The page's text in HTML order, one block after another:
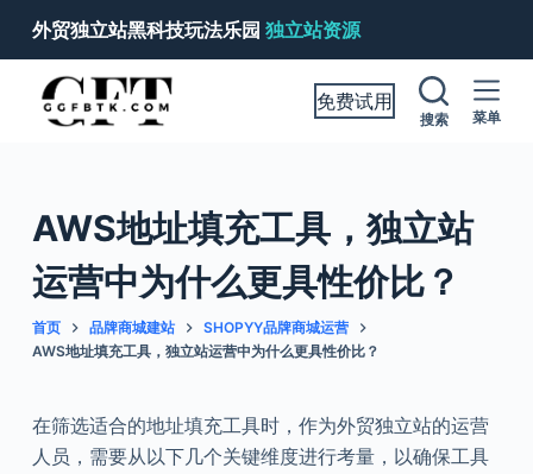
跳
过
内
外贸独立站黑科技玩法乐园 独立站资源
免费试用
搜索 菜单
AWS地址填充工具，独立站
运营中为什么更具性价比？
首页 品牌商城建站
SHOPYY品牌商城运营
AWS地址填充工具，独立站运营中为什么更具性价比？
在筛选适合的地址填充工具时，作为外贸独立站的运营
人员，需要从以下几个关键维度进行考量，以确保工具